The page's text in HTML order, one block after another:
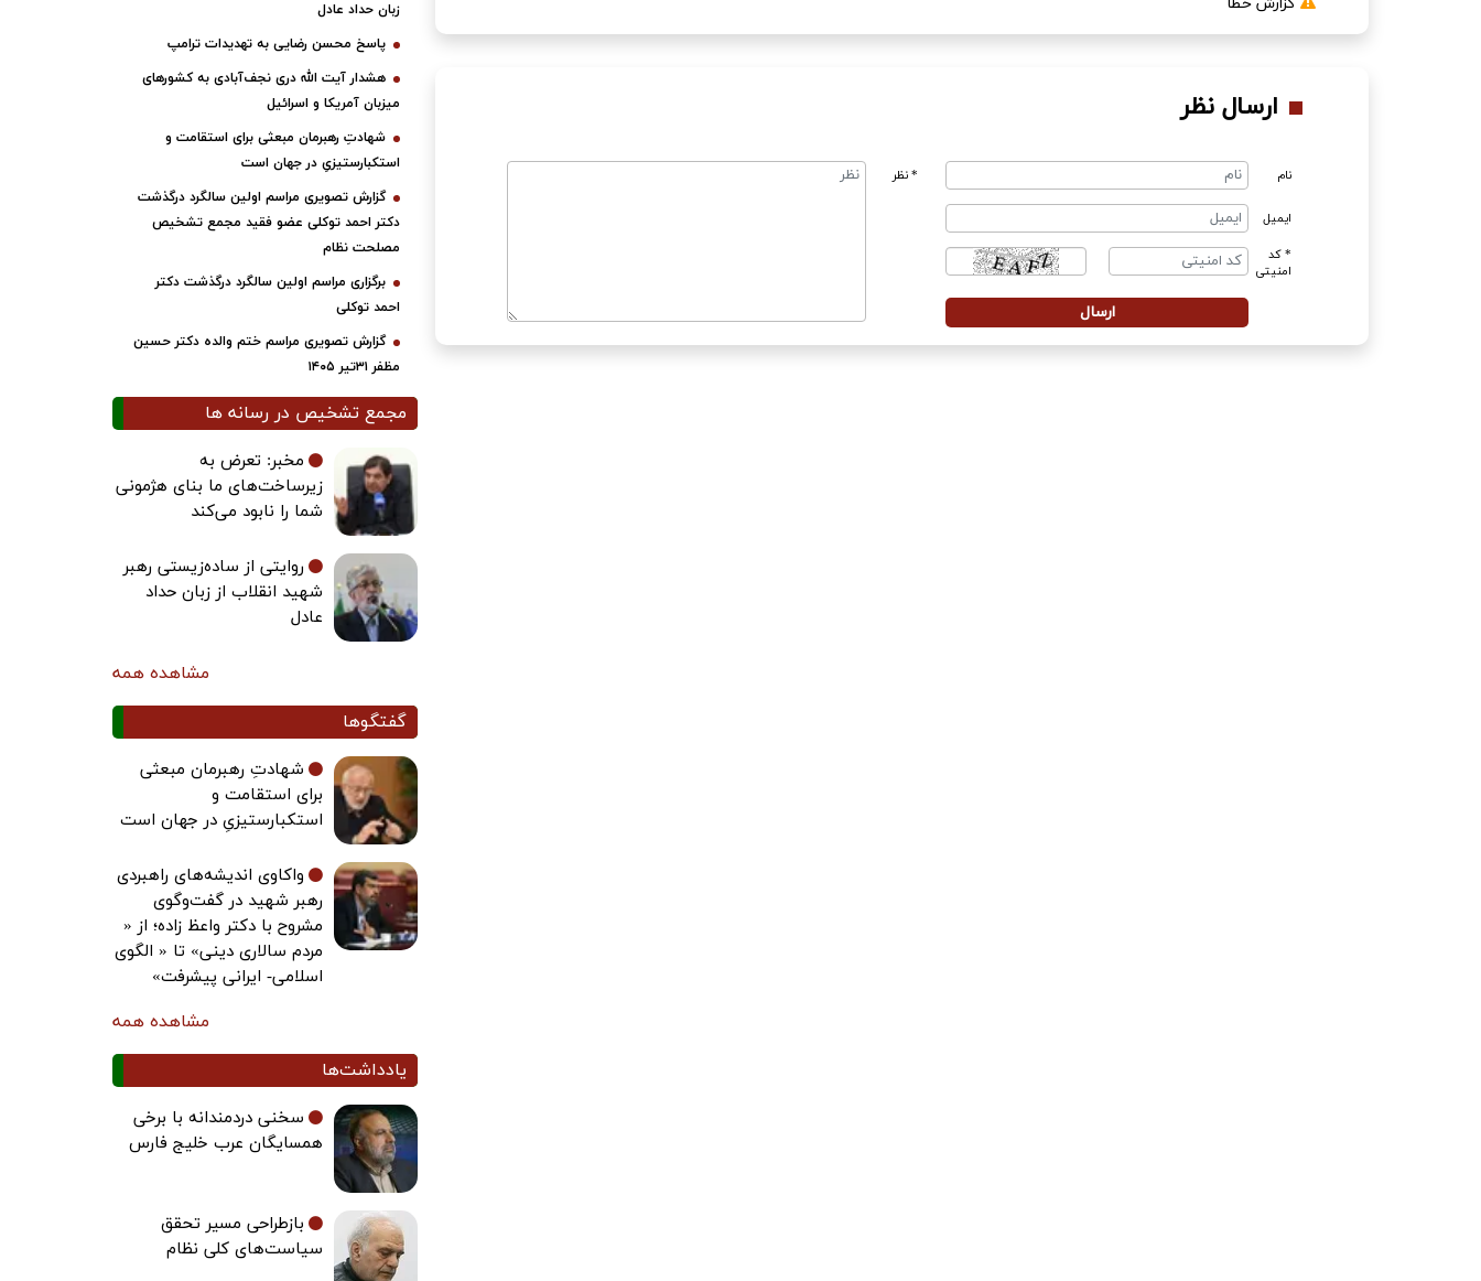
ارسال نظر
نام
ایمیل
* کد
امنیتی
* نظر
زبان حداد عادل
پاسخ محسن رضایی به تهدیدات ترامپ
هشدار آیت الله دری نجف‌آبادی به کشورهای
میزبان آمریکا و اسرائیل
شهادتِ رهبرمان مبعثی برای استقامت و
استکبارستیزیِ در جهان است
گزارش تصویری مراسم اولین سالگرد درگذشت
دکتر احمد توکلی عضو فقید مجمع تشخیص
مصلحت نظام
برگزاری مراسم اولین سالگرد درگذشت دکتر
احمد توکلی
گزارش تصویری مراسم ختم والده دکتر حسین
مظفر ۳۱تیر ۱۴۰۵
مجمع تشخیص در رسانه ها
مخبر: تعرض به
زیرساخت‌های ما بنای هژمونی
شما را نابود می‌کند
روایتی از ساده‌زیستی رهبر
شهید انقلاب از زبان حداد
عادل
مشاهده همه
گفتگوها
شهادتِ رهبرمان مبعثی
برای استقامت و
استکبارستیزیِ در جهان است
واکاوی اندیشه‌های راهبردی
رهبر شهید در گفت‌وگوی
مشروح با دکتر واعظ زاده؛ از «
مردم سالاری دینی» تا « الگوی
اسلامی- ایرانی پیشرفت»
مشاهده همه
یادداشت‌ها
سخنی دردمندانه با برخی
همسایگان عرب خلیج فارس
بازطراحی مسیر تحقق
سیاست‌های کلی نظام